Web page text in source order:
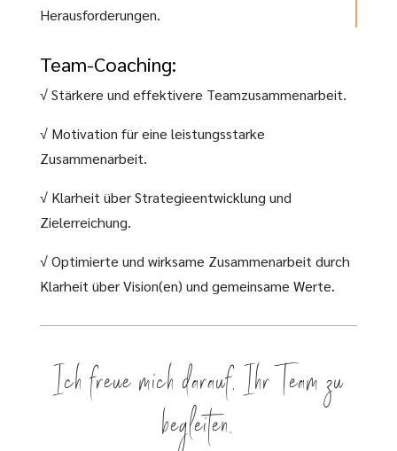
Herausforderungen.
Team-Coaching:
√ Stärkere und effektivere Teamzusammenarbeit.
√ Motivation für eine leistungsstarke
Zusammenarbeit.
√ Klarheit über Strategieentwicklung und
Zielerreichung.
√ Optimierte und wirksame Zusammenarbeit durch
Klarheit über Vision(en) und gemeinsame Werte.
Ich freue mich darauf, Ihr Team zu
begleiten.